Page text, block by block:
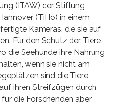
(ITAW) der Stiftung
(TiHo) in einem
Kameras, die sie auf
Für den Schutz der Tiere
die Seehunde ihre Nahrung
wenn sie nicht am
sind die Tiere
ihren Streifzügen durch
die Forschenden aber